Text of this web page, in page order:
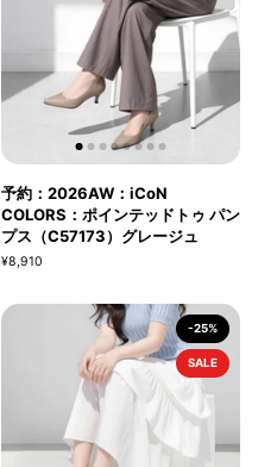
予約：2026AW：iCoN
COLORS：ポインテッドトゥ パン
プス（C57173）グレージュ
¥8,910
-25%
SALE